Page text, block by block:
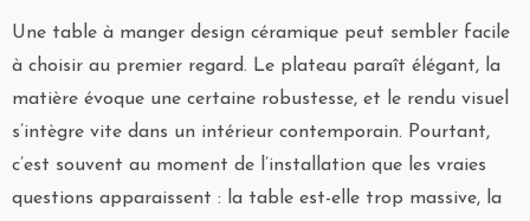
Une table à manger design céramique peut sembler facile
à choisir au premier regard. Le plateau paraît élégant, la
matière évoque une certaine robustesse, et le rendu visuel
s’intègre vite dans un intérieur contemporain. Pourtant,
c’est souvent au moment de l’installation que les vraies
questions apparaissent : la table est-elle trop massive, la